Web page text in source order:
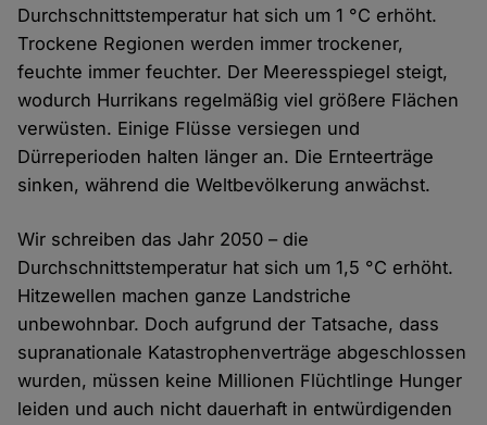
Durchschnittstemperatur hat sich um 1 °C erhöht.
Trockene Regionen werden immer trockener,
feuchte immer feuchter. Der Meeresspiegel steigt,
wodurch Hurrikans regelmäßig viel größere Flächen
verwüsten. Einige Flüsse versiegen und
Dürreperioden halten länger an. Die Ernteerträge
sinken, während die Weltbevölkerung anwächst.
Wir schreiben das Jahr 2050 – die
Durchschnittstemperatur hat sich um 1,5 °C erhöht.
Hitzewellen machen ganze Landstriche
unbewohnbar. Doch aufgrund der Tatsache, dass
supranationale Katastrophenverträge abgeschlossen
wurden, müssen keine Millionen Flüchtlinge Hunger
leiden und auch nicht dauerhaft in entwürdigenden